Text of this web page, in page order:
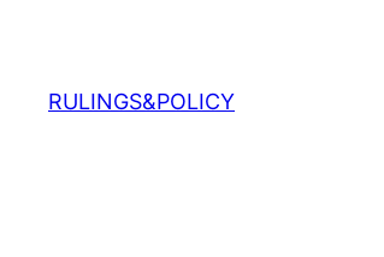
RULINGS&POLICY